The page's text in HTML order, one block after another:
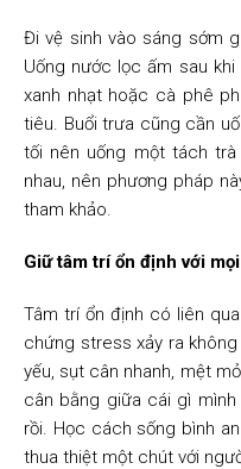
Đi vệ sinh vào sáng sớm
Uống nước lọc ấm sau
xanh nhạt hoặc cà phê
tiêu. Buổi trưa cũng cần
tối nên uống một tách
nhau, nên phương pháp
tham khảo.
Giữ tâm trí ổn định với
Tâm trí ổn định có liên
chứng stress xảy ra
yếu, sụt cân nhanh, mệt
cân bằng giữa cái gì
rồi. Học cách sống bình
thua thiệt một chút với